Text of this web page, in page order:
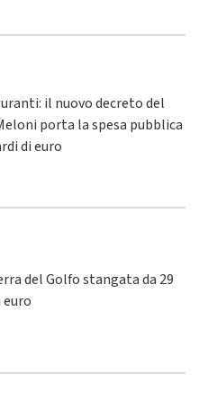
il nuovo decreto del
porta la spesa pubblica
di euro
del Golfo stangata da 29